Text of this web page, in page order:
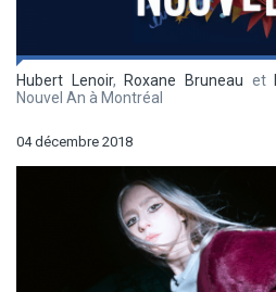
Hubert Lenoir, Roxane Bruneau et
Nouvel An à Montréal
04 décembre 2018